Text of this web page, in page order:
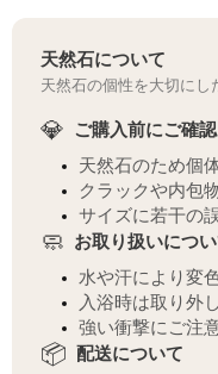
天然石について
天然石の個性を大切にし
💎 ご購入前にご確
天然石のため個
クラックや内包
サイズに若干の
🧼 お取り扱いにつ
水や汗により変
入浴時は取り外
強い衝撃にご注
📦 配送について